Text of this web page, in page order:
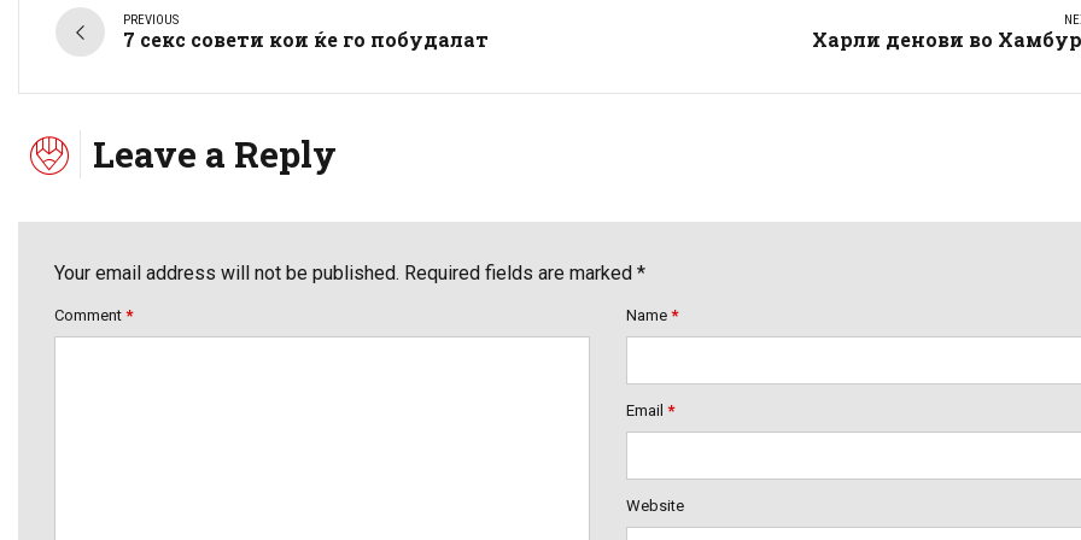
PREVIOUS
7 секс совети кои ќе го побудалат Харли денови во
Leave a Reply
Your email address will not be published. Required fields are marked *
Comment * Name *
Email *
Website